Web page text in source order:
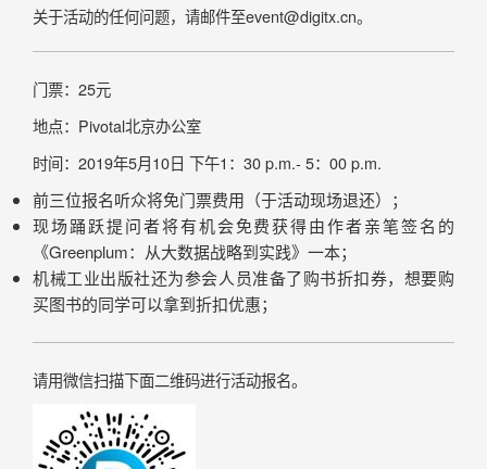
关于活动的任何问题，请邮件至event@digitx.cn。
门票：25元
地点：Pivotal北京办公室
时间：2019年5月10日 下午1：30 p.m.- 5：00 p.m.
前三位报名听众将免门票费用（于活动现场退还）；
现场踊跃提问者将有机会免费获得由作者亲笔签名的
《Greenplum：从大数据战略到实践》一本；
机械工业出版社还为参会人员准备了购书折扣券，想要购
买图书的同学可以拿到折扣优惠；
请用微信扫描下面二维码进行活动报名。